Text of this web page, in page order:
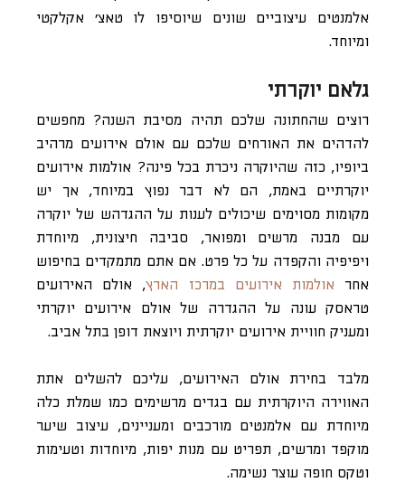
אלמנטים עיצוביים שונים שיוסיפו לו טאצ’ אקלקטי
ומיוחד.
גלאם יוקרתי
רוצים שהחתונה שלכם תהיה מסיבת השנה? מחפשים
להדהים את האורחים שלכם עם אולם אירועים מרהיב
ביופיו, כזה שהיוקרה ניכרת בכל פינה? אולמות אירועים
יוקרתיים באמת, הם לא דבר נפוץ במיוחד, אך יש
מקומות מסוימים שיכולים לענות על ההגדהש של יוקרה
עם מבנה מרשים ומפואר, סביבה חיצונית, מיוחדת
ויפיפיה והקפדה על כל פרט. אם אתם מתמקדים בחיפוש
אחר אולמות אירועים במרכז הארץ, אולם האירועים
טראסק עונה על ההגדרה של אולם אירועים יוקרתי
ומעניק חוויית אירועים יוקרתית ויוצאת דופן בתל אביב.
מלבד בחירת אולם האירועים, עליכם להשלים אתת
האווירה היוקרתית עם בגדים מרשימים כמו שמלת כלה
מיוחדת עם אלמנטים מורכבים ומעניינים, עיצוב שיער
מוקפד ומרשים, תפריט עם מנות יפות, מיוחדות וטעימות
וטקס חופה עוצר נשימה.